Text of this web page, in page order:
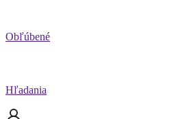
Obľúbené
Hľadania